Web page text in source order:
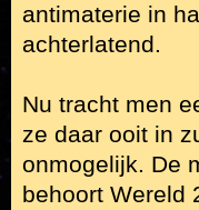
antimaterie in
achterlatend.
Nu tracht men
ze daar ooit in
onmogelijk. De
behoort Wereld